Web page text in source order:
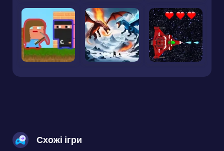
Схожі ігри